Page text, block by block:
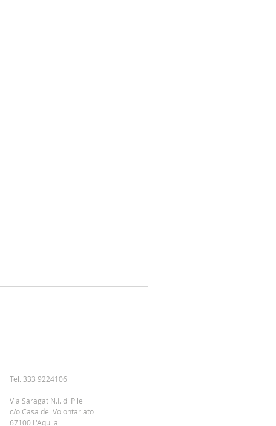
Tel. 333 9224106
Via Saragat N.I. di Pile
c/o Casa del Volontariato
67100 L'Aquila